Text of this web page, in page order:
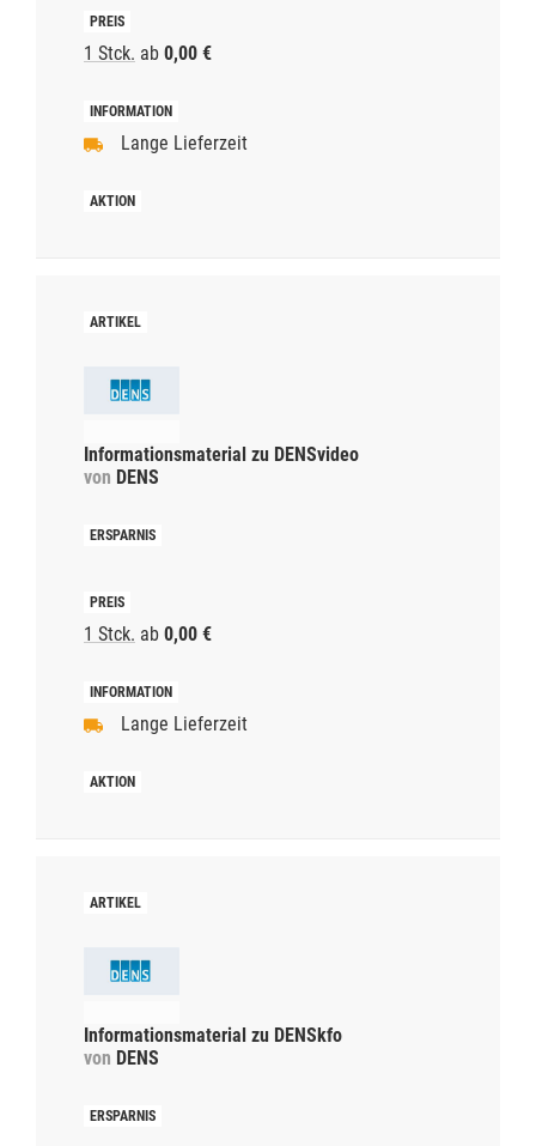
1 Stck. ab 0,00 €
Lange Lieferzeit
Informationsmaterial zu DENSvideo
von DENS
1 Stck. ab 0,00 €
Lange Lieferzeit
Informationsmaterial zu DENSkfo
von DENS